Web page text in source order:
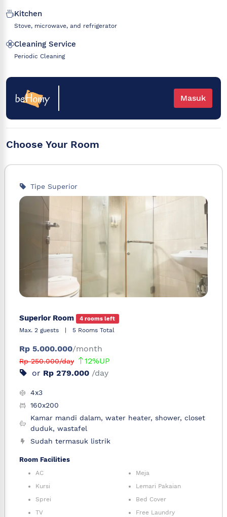
Kitchen
Stove, microwave, and refrigerator
Cleaning Service
Periodic Cleaning
Masuk
Choose Your Room
Tipe Superior
Superior Room 4 rooms left
Max. 2 guests 5 Rooms Total
Rp 5.000.000/month
Rp 250.000/day
12%UP
or Rp 279.000 /day
4x3
160x200
Kamar mandi dalam, water heater, shower, closet
duduk, wastafel
Sudah termasuk listrik
Room Facilities
AC
Meja
Kursi
Lemari Pakaian
Sprei
Bed Cover
TV
Free Laundry